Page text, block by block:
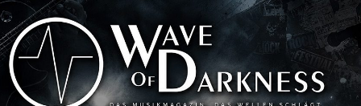
Zum
Inhalt
springen
Wave of Darkness
Das Musikmagazin, das Wellen schlägt. Konzerte, Festivals, Events,
Fotos, Termine, Interviews, Berichte, Musik